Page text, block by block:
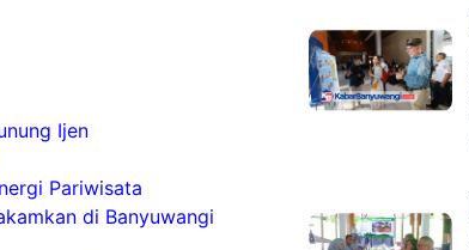
Ijen
Pariwisata
di Banyuwangi